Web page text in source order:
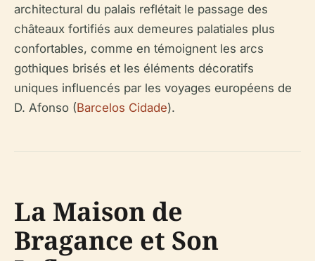
architectural du palais reflétait le passage des
châteaux fortifiés aux demeures palatiales plus
confortables, comme en témoignent les arcs
gothiques brisés et les éléments décoratifs
uniques influencés par les voyages européens de
D. Afonso (Barcelos Cidade).
La Maison de
Bragance et Son